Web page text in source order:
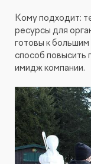
Кому подходит:
ресурсы для
готовы к
способ повысить
имидж компании.